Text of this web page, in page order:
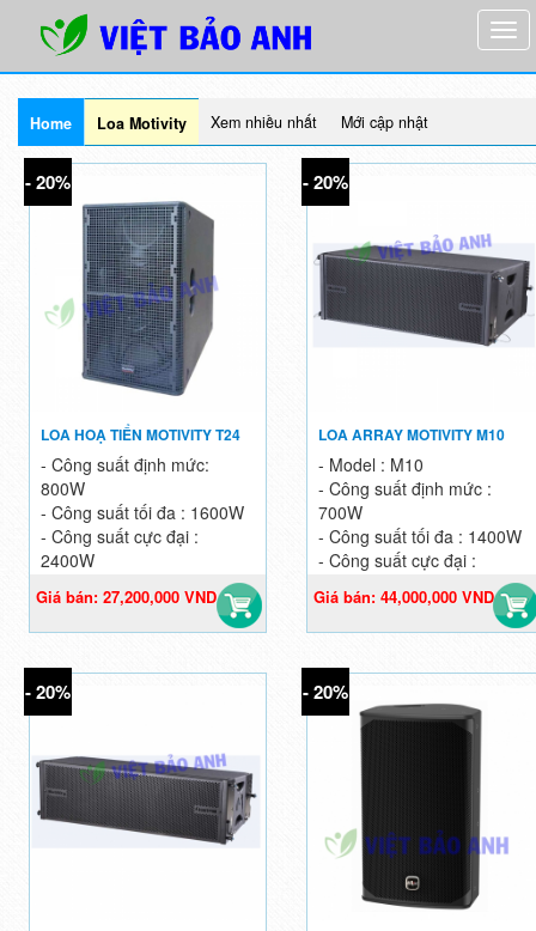
Home Loa Motivity Xem nhiều nhất Mới cập nhật
- 20%
LOA HOẠ TIỂN MOTIVITY T24
- Công suất định mức:
800W
- Công suất tối đa : 1600W
- Công suất cực đại :
2400W
34,000,000 VND
Giá bán: 27,200,000 VND
- 20%
LOA ARRAY MOTIVITY M10
- Model : M10
- Công suất định mức :
700W
- Công suất tối đa : 1400W
- Công suất cực đại :
55,000,000 VND
Giá bán: 44,000,000 VND
- 20% - 20%